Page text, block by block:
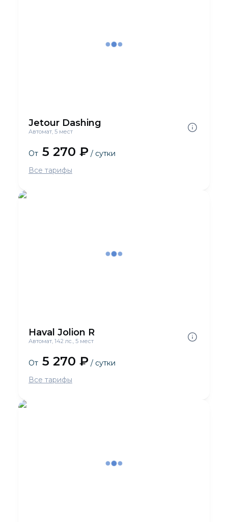
Jetour Dashing
Автомат, 5 мест
От 5 270 ₽ / сутки
Все тарифы
Haval Jolion R
Автомат, 142 лс., 5 мест
От 5 270 ₽ / сутки
Все тарифы